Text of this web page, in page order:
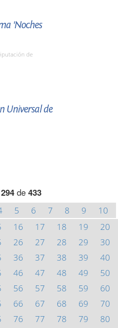
'Noches
de
Universal de
294de 433
5 6 7 8 9
10
16 17 18 19
20
26 27 28 29
30
36 37 38 39
40
46 47 48 49
50
56 57 58 59
60
66 67 68 69
70
76 77 78 79
80